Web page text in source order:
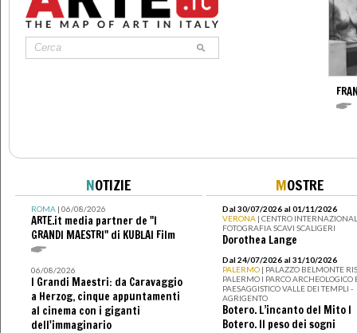
NOTIZIE
ROMA| 06/08/2026
ARTE.it media partner de "I
GRANDI MAESTRI" di KUBLAI Film
06/08/2026
I Grandi Maestri: da Caravaggio
a Herzog, cinque appuntamenti
al cinema con i giganti
dell'immaginario
MOSTRE
Dal 30/07/2026 al 01/11/2026
VERONA | CENTRO
FOTOGRAFIA SCAVI SCALIGERI
Dorothea Lange
Dal 24/07/2026 al 31/10/2026
PALERMO | PALAZZO BELMONTE
PALERMO I PARCO ARCHEOLOGICO
PAESAGGISTICO VALLE DEI TEMPLI -
AGRIGENTO
Botero. L’incanto del Mito I
Botero. Il peso dei sogni